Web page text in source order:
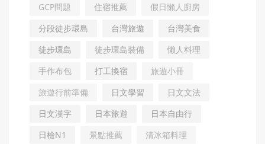
GCP問題 住宿推薦
假日懶人廚房
分段徒步環島
台灣旅遊
台灣美食
徒步環島
徒步環島裝備
懶人料理
手作布包
打工換宿
旅遊小冊
旅遊行前準備
日文學習
日文文法
日文漢字
日本旅遊
日本自由行
日檢N1
景點推薦
清冰箱料理